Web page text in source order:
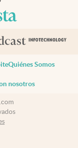
Quiénes Somos
nosotros